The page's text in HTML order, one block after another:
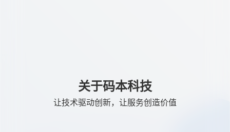
关于码本科技
让技术驱动创新，让服务创造价值